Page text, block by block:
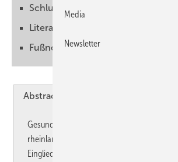
Schlussfolgerungen
Literatur
Fußnoten
Abstract Deutsch
Gesundheitsförderung und Prävention bei
rheinland-pfälzischen Schuldienst –
Eingliederungsmanagement (BEM) als
Media
Newsletter